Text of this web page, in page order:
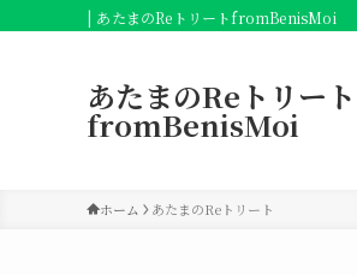
| あたまのReトリートfromBenisMoi
あたまのReトリート
fromBenisMoi
ホーム あたまのReトリート